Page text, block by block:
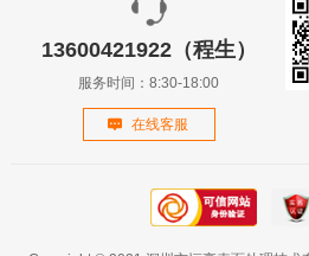
13600421922（程生）
服务时间：8:30-18:00
在线客服